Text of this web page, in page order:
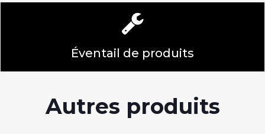
Éventail de produits
Autres produits